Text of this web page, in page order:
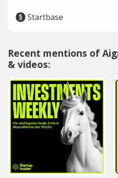
Startbase
Recent mentions of
& videos: